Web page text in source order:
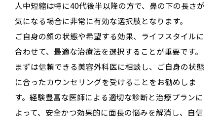
人中短縮は特に40代後半以降の方で、鼻の下の長さが
気になる場合に非常に有効な選択肢となります。
ご自身の顔の状態や希望する効果、ライフスタイルに
合わせて、最適な治療法を選択することが重要です。
まずは信頼できる美容外科医に相談し、ご自身の状態
に合ったカウンセリングを受けることをお勧めしま
す。経験豊富な医師による適切な診断と治療プランに
よって、安全かつ効果的に面長の悩みを解消し、自信